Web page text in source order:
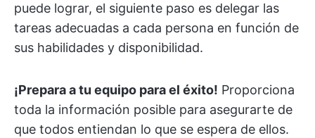
puede lograr, el siguiente paso es delegar las
tareas adecuadas a cada persona en función de
sus habilidades y disponibilidad.
¡Prepara a tu equipo para el éxito! Proporciona
toda la información posible para asegurarte de
que todos entiendan lo que se espera de ellos.